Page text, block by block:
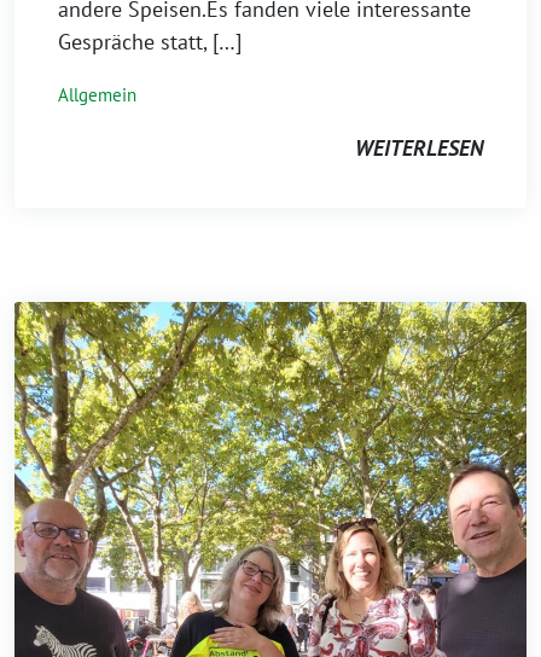
andere Speisen.Es fanden viele interessante
Gespräche statt, […]
Allgemein
WEITERLESEN